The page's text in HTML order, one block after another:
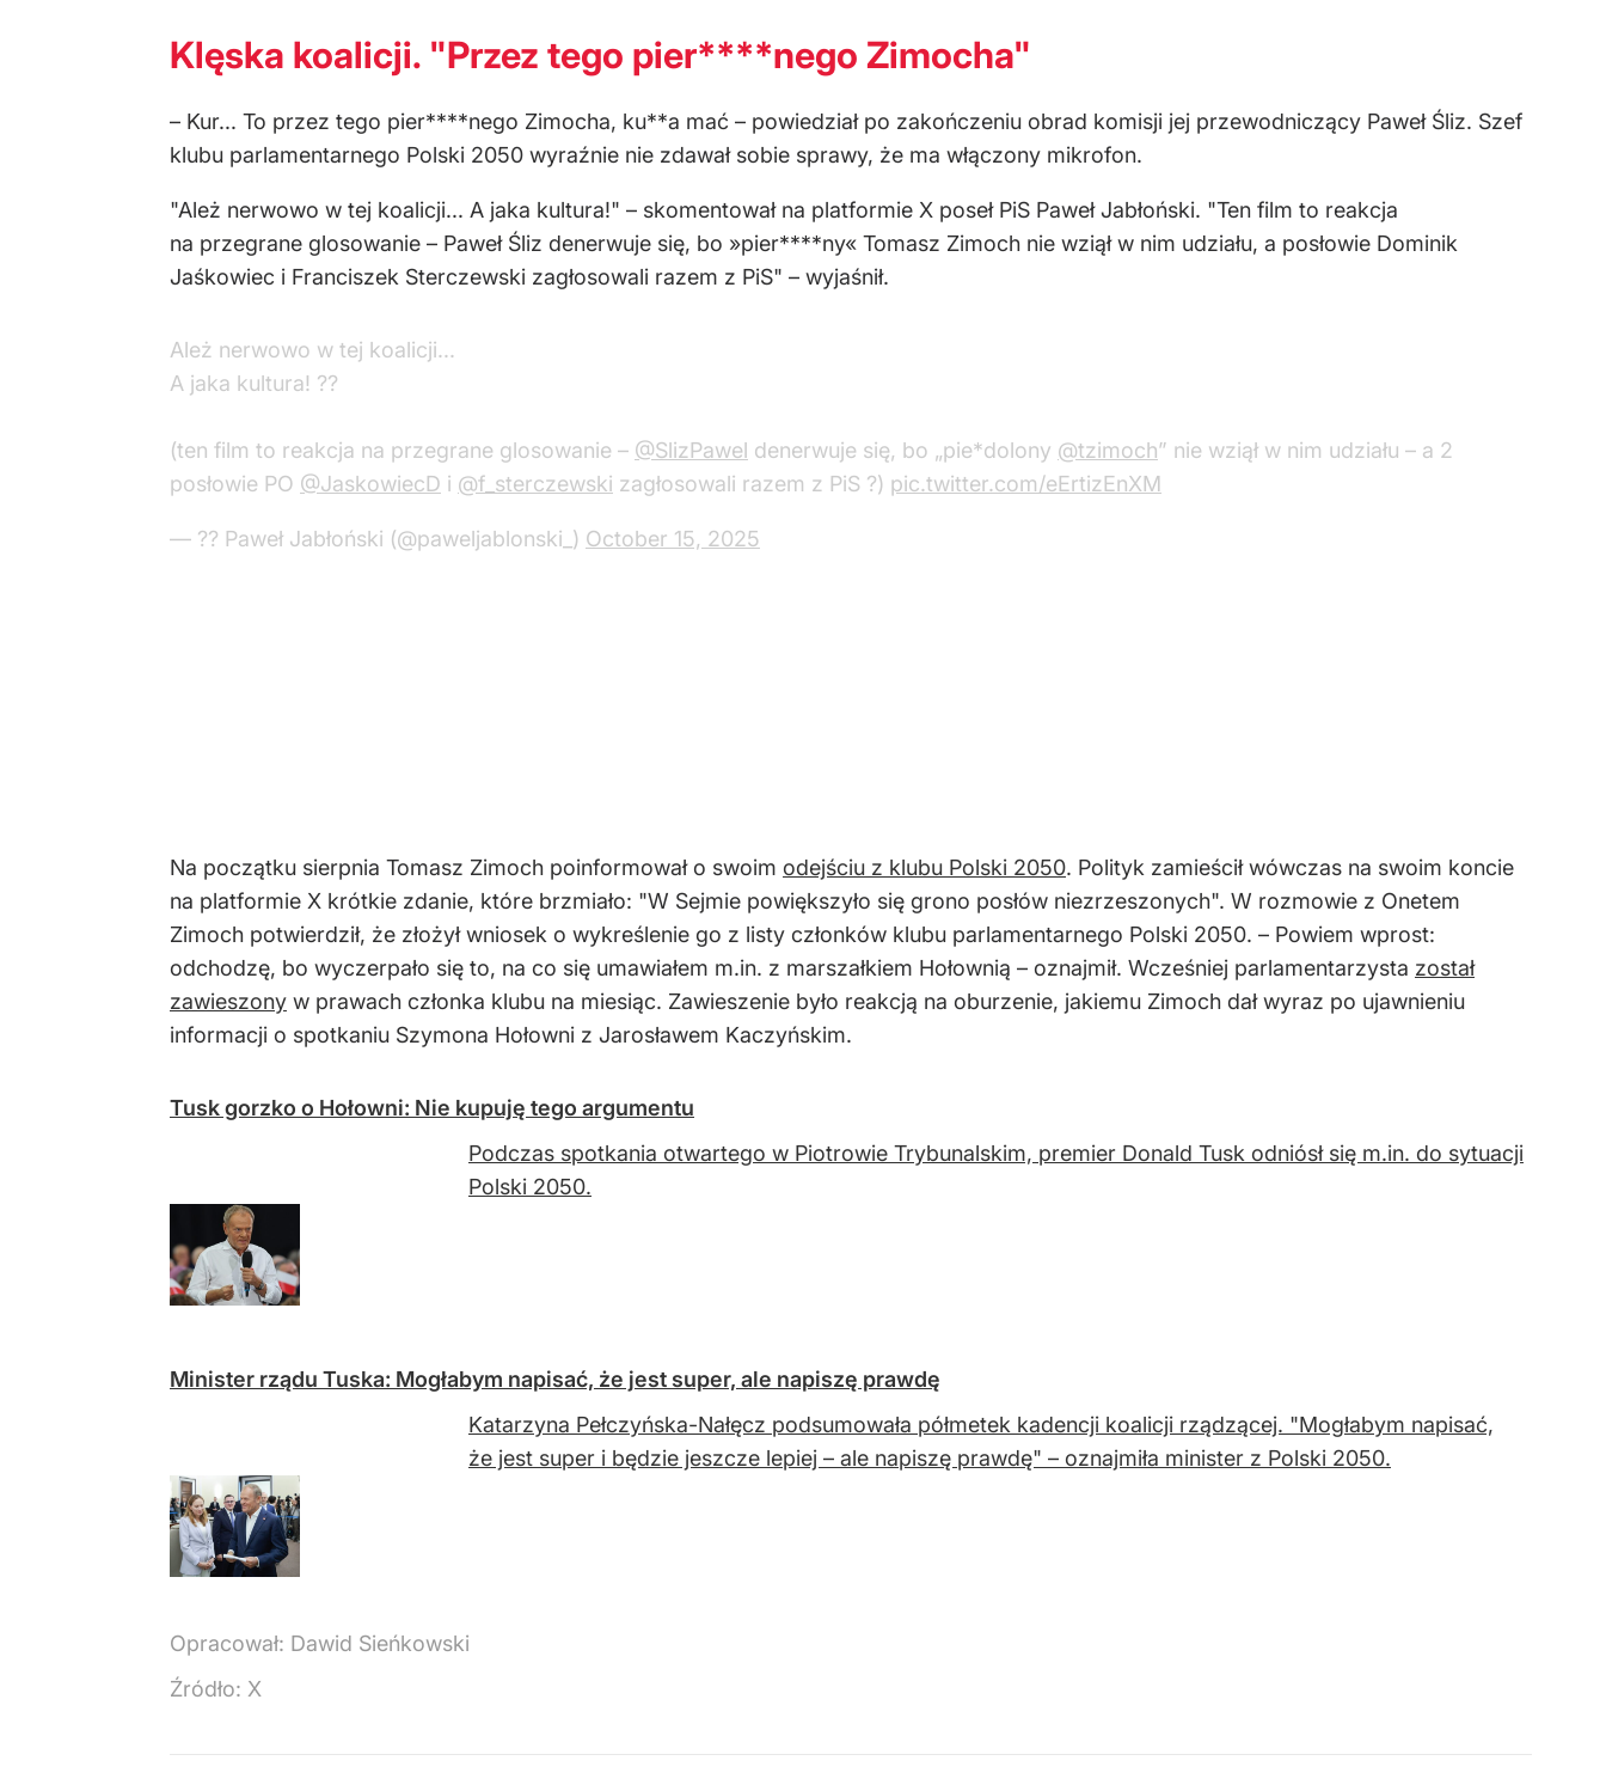
Klęska koalicji. "Przez tego pier****nego Zimocha"
– Kur... To przez tego pier****nego Zimocha, ku**a mać – powiedział po zakończeniu obrad komisji jej przewodniczący Paweł Śliz. Szef
klubu parlamentarnego Polski 2050 wyraźnie nie zdawał sobie sprawy, że ma włączony mikrofon.
"Ależ nerwowo w tej koalicji... A jaka kultura!" – skomentował na platformie X poseł PiS Paweł Jabłoński. "Ten film to reakcja
na przegrane glosowanie – Paweł Śliz denerwuje się, bo »pier****ny« Tomasz Zimoch nie wziął w nim udziału, a posłowie Dominik
Jaśkowiec i Franciszek Sterczewski zagłosowali razem z PiS" – wyjaśnił.
Ależ nerwowo w tej koalicji...
A jaka kultura! ??
(ten film to reakcja na przegrane glosowanie – @SlizPawel denerwuje się, bo „pie*dolony @tzimoch” nie wziął w nim udziału – a 2
posłowie PO @JaskowiecD i @f_sterczewski zagłosowali razem z PiS ?) pic.twitter.com/eErtizEnXM
— ?? Paweł Jabłoński (@paweljablonski_) October 15, 2025
Na początku sierpnia Tomasz Zimoch poinformował o swoim odejściu z klubu Polski 2050. Polityk zamieścił wówczas na swoim koncie
na platformie X krótkie zdanie, które brzmiało: "W Sejmie powiększyło się grono posłów niezrzeszonych". W rozmowie z Onetem
Zimoch potwierdził, że złożył wniosek o wykreślenie go z listy członków klubu parlamentarnego Polski 2050. – Powiem wprost:
odchodzę, bo wyczerpało się to, na co się umawiałem m.in. z marszałkiem Hołownią – oznajmił. Wcześniej parlamentarzysta został
zawieszony w prawach członka klubu na miesiąc. Zawieszenie było reakcją na oburzenie, jakiemu Zimoch dał wyraz po ujawnieniu
informacji o spotkaniu Szymona Hołowni z Jarosławem Kaczyńskim.
Tusk gorzko o Hołowni: Nie kupuję tego argumentu
Podczas spotkania otwartego w Piotrowie Trybunalskim, premier Donald Tusk odniósł się m.in. do sytuacji
Polski 2050.
Minister rządu Tuska: Mogłabym napisać, że jest super, ale napiszę prawdę
Katarzyna Pełczyńska-Nałęcz podsumowała półmetek kadencji koalicji rządzącej. "Mogłabym napisać,
że jest super i będzie jeszcze lepiej – ale napiszę prawdę" – oznajmiła minister z Polski 2050.
Opracował: Dawid Sieńkowski
Źródło: X